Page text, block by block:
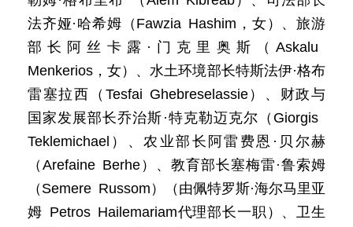
法齐娅·哈希姆（Fawzia Hashim，女）、旅游
部长阿丝卡露·门克里奥斯（Askalu
Menkerios，女）、水土环境部长特斯法伊·格布
雷塞拉西（Tesfai Ghebreselassie）、财政与
国家发展部长乔治斯·特克勒迈克尔（Giorgis
Teklemichael）、农业部长阿雷费恩·贝尔赫
（Arefaine Berhe）、教育部长塞梅雷·鲁索姆
（Semere Russom）（由佩特罗斯·海尔马里亚
姆 Petros Hailemariam代理部长一职）、卫生